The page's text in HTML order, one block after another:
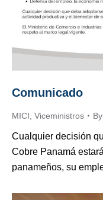
Comunicado
MICI Viceministros By
Cualquier decisión
Cobre Panamá
panameños, su